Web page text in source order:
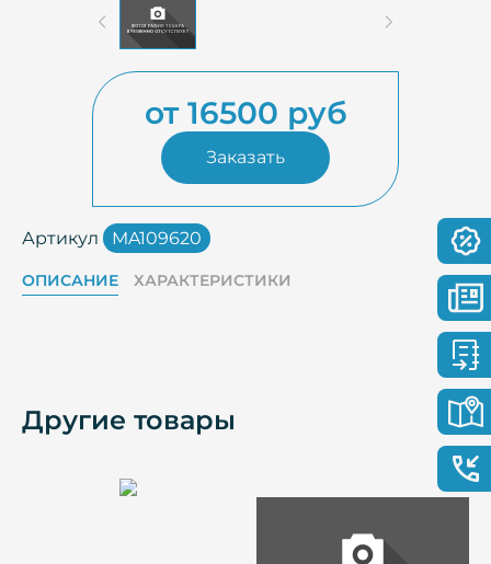
от 16500 руб
Заказать
Артикул MA109620
ОПИСАНИЕ ХАРАКТЕРИСТИКИ
Другие товары